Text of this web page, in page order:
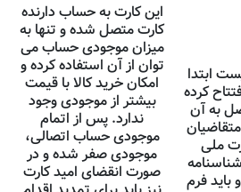
ابتدا
کرده
به آن
ملی
باید فرم
این کارت به حساب دارنده
کارت متصل شده و تنها به
میزان موجودی حساب می
توان از آن استفاده کرده و
امکان خرید کالا با قیمت
بیشتر از موجودی وجود
ندارد. پس از اتمام
موجودی حساب اتصالی،
موجودی صفر شده و در
صورت انقضای امید کارت